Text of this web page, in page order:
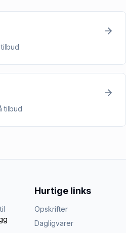
tilbud
Hurtige links
Opskrifter
Dagligvarer